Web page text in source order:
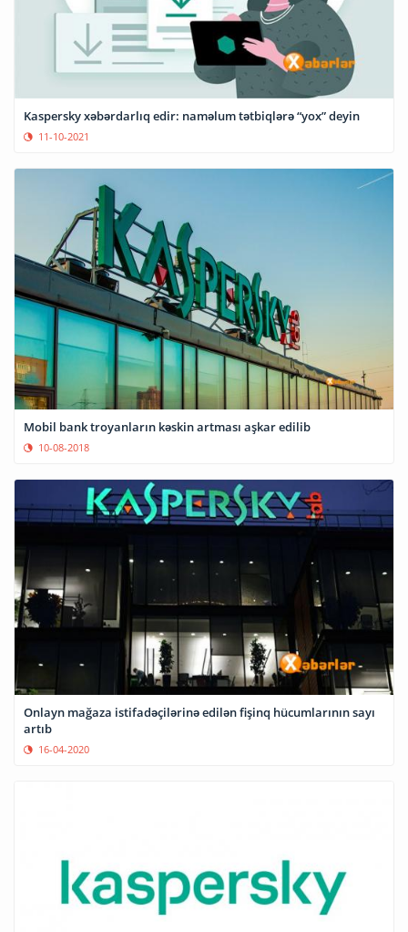
Kaspersky xəbərdarlıq edir: naməlum tətbiqlərə “yox” deyin
11-10-2021
Mobil bank troyanların kəskin artması aşkar edilib
10-08-2018
Onlayn mağaza istifadəçilərinə edilən fişinq hücumlarının sayı
artıb
16-04-2020